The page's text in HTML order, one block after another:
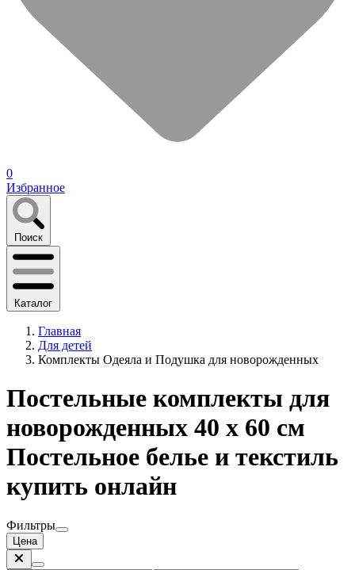
0
Избранное
Поиск
Каталог
Главная
Для детей
Комплекты Одеяла и Подушка для новорожденных
Постельные комплекты для
новорожденных 40 х 60 см
Постельное белье и текстиль
купить онлайн
Фильтры
Цена